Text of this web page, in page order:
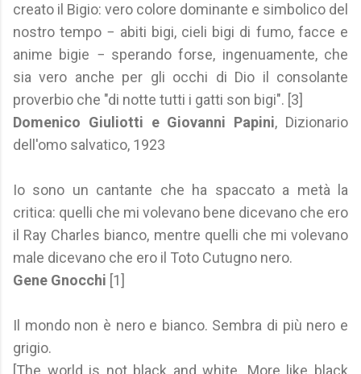
creato il Bigio: vero colore dominante e simbolico del
nostro tempo − abiti bigi, cieli bigi di fumo, facce e
anime bigie − sperando forse, ingenuamente, che
sia vero anche per gli occhi di Dio il consolante
proverbio che "di notte tutti i gatti son bigi". [3]
Domenico Giuliotti e Giovanni Papini, Dizionario
dell'omo salvatico, 1923
Io sono un cantante che ha spaccato a metà la
critica: quelli che mi volevano bene dicevano che ero
il Ray Charles bianco, mentre quelli che mi volevano
male dicevano che ero il Toto Cutugno nero.
Gene Gnocchi [1]
Il mondo non è nero e bianco. Sembra di più nero e
grigio.
[The world is not black and white. More like black